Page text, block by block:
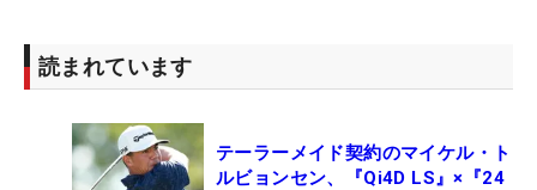
読まれています
テーラーメイド契約のマイケル・ト
ルビョンセン、『Qi4D LS』×『24